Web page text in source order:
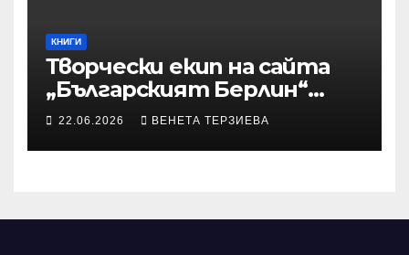
КНИГИ
Творчески екип на сайта
„Българският Берлин“
участва с произведения в
оживява“
22.06.2026 ВЕНЕТА ТЕРЗИЕВА